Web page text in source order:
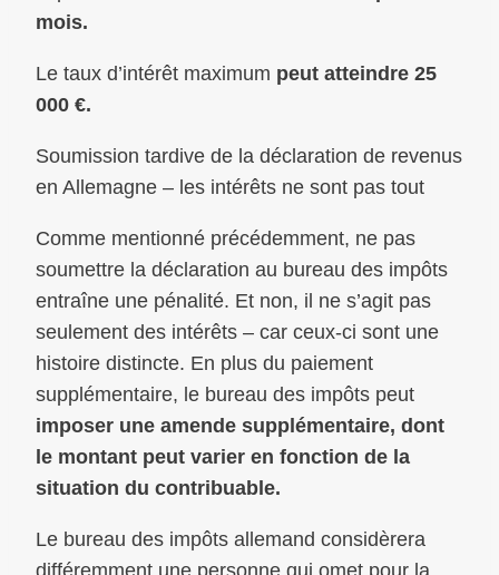
mois.
Le taux d’intérêt maximum peut atteindre 25
000 €.
Soumission tardive de la déclaration de revenus
en Allemagne – les intérêts ne sont pas tout
Comme mentionné précédemment, ne pas
soumettre la déclaration au bureau des impôts
entraîne une pénalité. Et non, il ne s’agit pas
seulement des intérêts – car ceux-ci sont une
histoire distincte. En plus du paiement
supplémentaire, le bureau des impôts peut
imposer une amende supplémentaire, dont
le montant peut varier en fonction de la
situation du contribuable.
Le bureau des impôts allemand considèrera
différemment une personne qui omet pour la